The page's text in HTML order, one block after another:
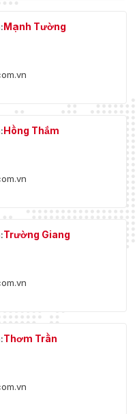
Mạnh Tường
Hồng Thắm
Trường Giang
Thơm Trần